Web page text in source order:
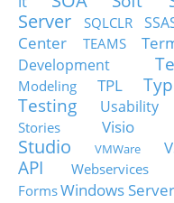
Server
SQLCLR
Center
TEAMS
Development
Modeling
TPL
Testing
Usability
Stories
Visio
Studio
VMWare
API
Webservices
FormsWindows Server